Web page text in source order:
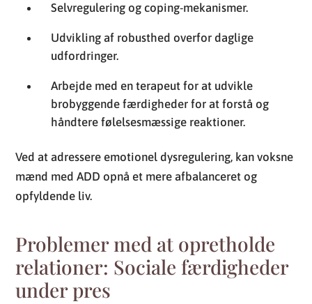
Selvregulering og coping-mekanismer.
Udvikling af robusthed overfor daglige
udfordringer.
Arbejde med en terapeut for at udvikle
brobyggende færdigheder for at forstå og
håndtere følelsesmæssige reaktioner.
Ved at adressere emotionel dysregulering, kan voksne
mænd med ADD opnå et mere afbalanceret og
opfyldende liv.
Problemer med at opretholde
relationer: Sociale færdigheder
under pres